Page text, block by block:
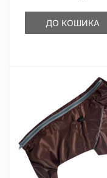
ДО КОШИКА